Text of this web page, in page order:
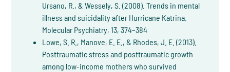
Ursano, R., & Wessely, S. (2008). Trends in mental
illness and suicidality after Hurricane Katrina.
Molecular Psychiatry, 13, 374–384
Lowe, S. R., Manove, E. E., & Rhodes, J. E. (2013).
Posttraumatic stress and posttraumatic growth
among low-income mothers who survived